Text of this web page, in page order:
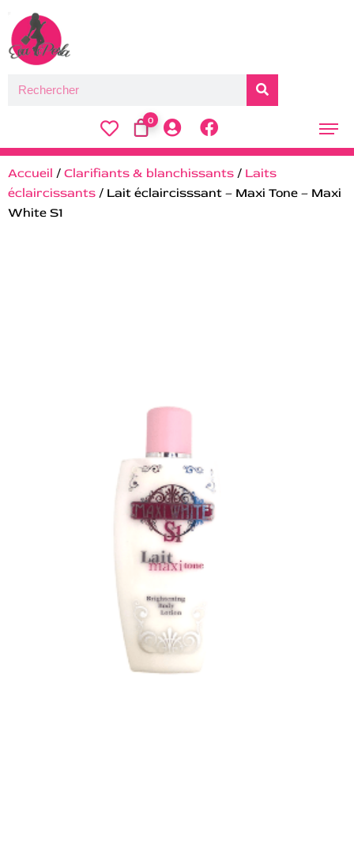
0
Accueil / Clarifiants & blanchissants / Laits
éclaircissants / Lait éclaircisssant – Maxi Tone – Maxi
White S1